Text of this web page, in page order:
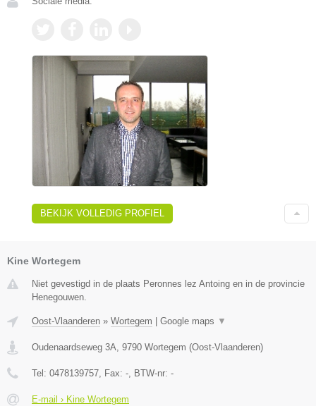
BEKIJK VOLLEDIG PROFIEL
Kine Wortegem
Niet gevestigd in de plaats Peronnes lez Antoing en in de provincie
Henegouwen.
Oost-Vlaanderen » Wortegem Google maps ▼
Oudenaardseweg 3A, 9790 Wortegem (Oost-Vlaanderen)
Tel: 0478139757, Fax: -, BTW-nr: -
E-mail › Kine Wortegem